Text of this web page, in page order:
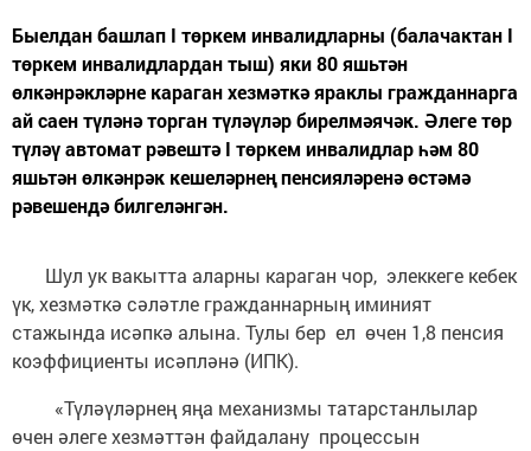
Быелдан башлап I төркем инвалидларны (балачактан I
төркем инвалидлардан тыш) яки 80 яшьтән
өлкәнрәкләрне караган хезмәткә яраклы гражданнарга
ай саен түләнә торган түләүләр бирелмәячәк. Әлеге төр
түләү автомат рәвештә I төркем инвалидлар һәм 80
яшьтән өлкәнрәк кешеләрнең пенсияләренә өстәмә
рәвешендә билгеләнгән.
Шул ук вакытта аларны караган чор, элеккеге кебек
үк, хезмәткә сәләтле гражданнарның иминият
стажында исәпкә алына. Тулы бер ел өчен 1,8 пенсия
коэффициенты исәпләнә (ИПК).
«Түләүләрнең яңа механизмы татарстанлылар
өчен әлеге хезмәттән файдалану процессын